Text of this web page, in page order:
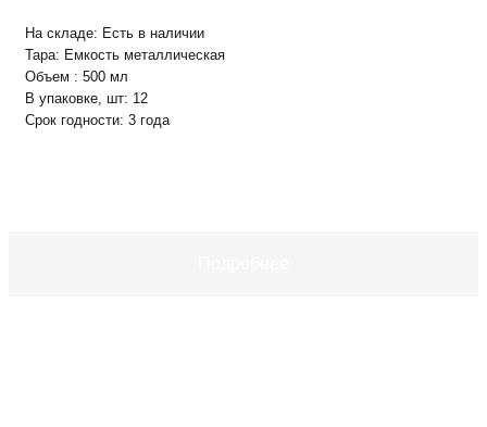
На складе: Есть в наличии
Тара: Емкость металлическая
Объем : 500 мл
В упаковке, шт: 12
Срок годности: 3 года